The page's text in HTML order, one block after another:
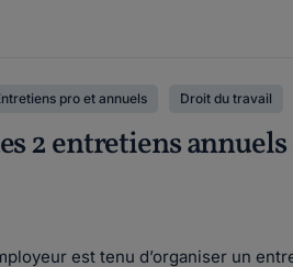
pro et annuels Droit du travail
2 entretiens
est tenu d’organiser un